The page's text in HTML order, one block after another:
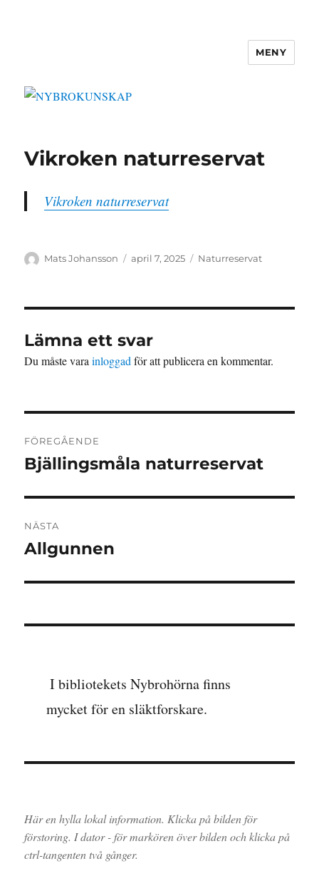
MENY
Vikroken naturreservat
Vikroken naturreservat
Författare
Mats Johansson
Publicerat
april 7, 2025 Kategorier
Naturreservat
Lämna ett svar
Du måste varainloggad för att publicera en kommentar.
FÖREGÅENDE
Föregående
Bjällingsmåla naturreservat
NÄSTA
Nästa
Allgunnen
I bibliotekets Nybrohörna finns
mycket för en släktforskare.
Här en hylla lokal information. Klicka på bilden för
förstoring. I dator - för markören över bilden och klicka på
ctrl-tangenten två gånger.